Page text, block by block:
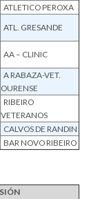
ATLETICO PEROXA
ATL. GRESANDE
AA – CLINIC
A RABAZA-VET.
OURENSE
RIBEIRO
VETERANOS
CALVOS DE RANDIN
BAR NOVO RIBEIRO